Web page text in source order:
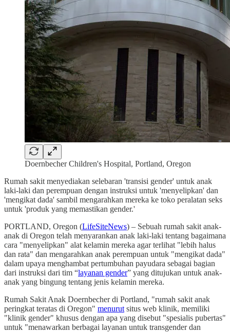
Doernbecher Children's Hospital, Portland, Oregon
Rumah sakit menyediakan selebaran 'transisi gender' untuk anak
laki-laki dan perempuan dengan instruksi untuk 'menyelipkan' dan
'mengikat dada' sambil mengarahkan mereka ke toko peralatan seks
untuk 'produk yang memastikan gender.'
PORTLAND, Oregon (LifeSiteNews) – Sebuah rumah sakit anak-
anak di Oregon telah menyarankan anak laki-laki tentang bagaimana
cara "menyelipkan" alat kelamin mereka agar terlihat "lebih halus
dan rata" dan mengarahkan anak perempuan untuk "mengikat dada"
dalam upaya menghambat pertumbuhan payudara sebagai bagian
dari instruksi dari tim “layanan gender” yang ditujukan untuk anak-
anak yang bingung tentang jenis kelamin mereka.
Rumah Sakit Anak Doernbecher di Portland, "rumah sakit anak
peringkat teratas di Oregon" menurut situs web klinik, memiliki
"klinik gender" khusus dengan apa yang disebut "spesialis pubertas"
untuk "menawarkan berbagai layanan untuk transgender dan